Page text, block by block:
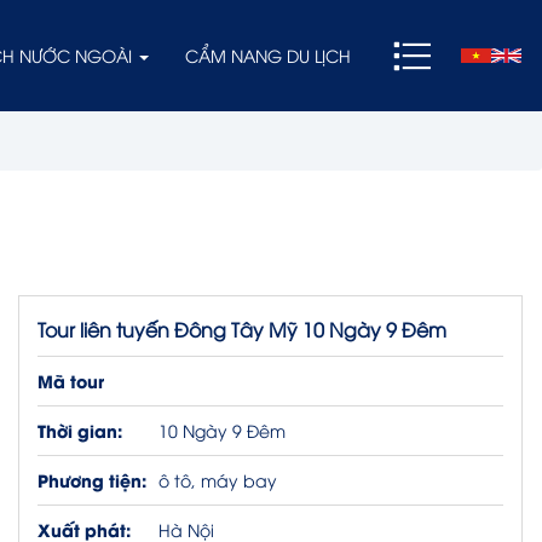
NƯỚC NGOÀI CẨM NANG DU LỊCH
Tour liên tuyến Đông Tây Mỹ 10 Ngày 9 Đêm
Mã tour
Thời gian:
10 Ngày 9 Đêm
Phương tiện: ô tô, máy bay
Xuất phát: Hà Nội